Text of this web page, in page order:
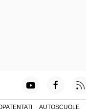
AUTOSCUOLE